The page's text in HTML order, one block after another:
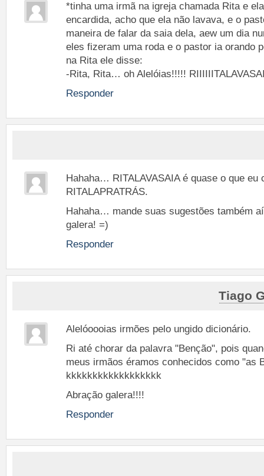
*tinha uma irmã na igreja chamada Rita e
encardida, acho que ela não lavava, e o
maneira de falar da saia dela, aew um dia
eles fizeram uma roda e o pastor ia orando
na Rita ele disse:
-Rita, Rita… oh Alelóias!!!!!
Responder
Hahaha… RITALAVASAIA é quase o que eu
RITALAPRATRÁS.
Hahaha… mande suas sugestões também
galera! =)
Responder
Tiago
Alelóoooias irmões pelo ungido dicionário.
Ri até chorar da palavra "Benção", pois
meus irmãos éramos conhecidos como "as
kkkkkkkkkkkkkkkkkk
Abração galera!!!!
Responder